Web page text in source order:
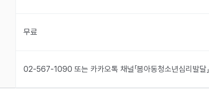
무료
02-567-1090 또는 카카오톡 채널「봄아동청소년심리발달」